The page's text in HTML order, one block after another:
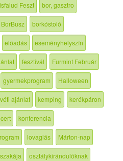
Feszt bor, gasztro
BorBusz borkóstoló
előadás eseményhelyszín
fesztivál Furmint Február
gyermekprogram Halloween
ajánlat kemping kerékpáron
konferencia
lovaglás Márton-nap
osztálykirándulóknak